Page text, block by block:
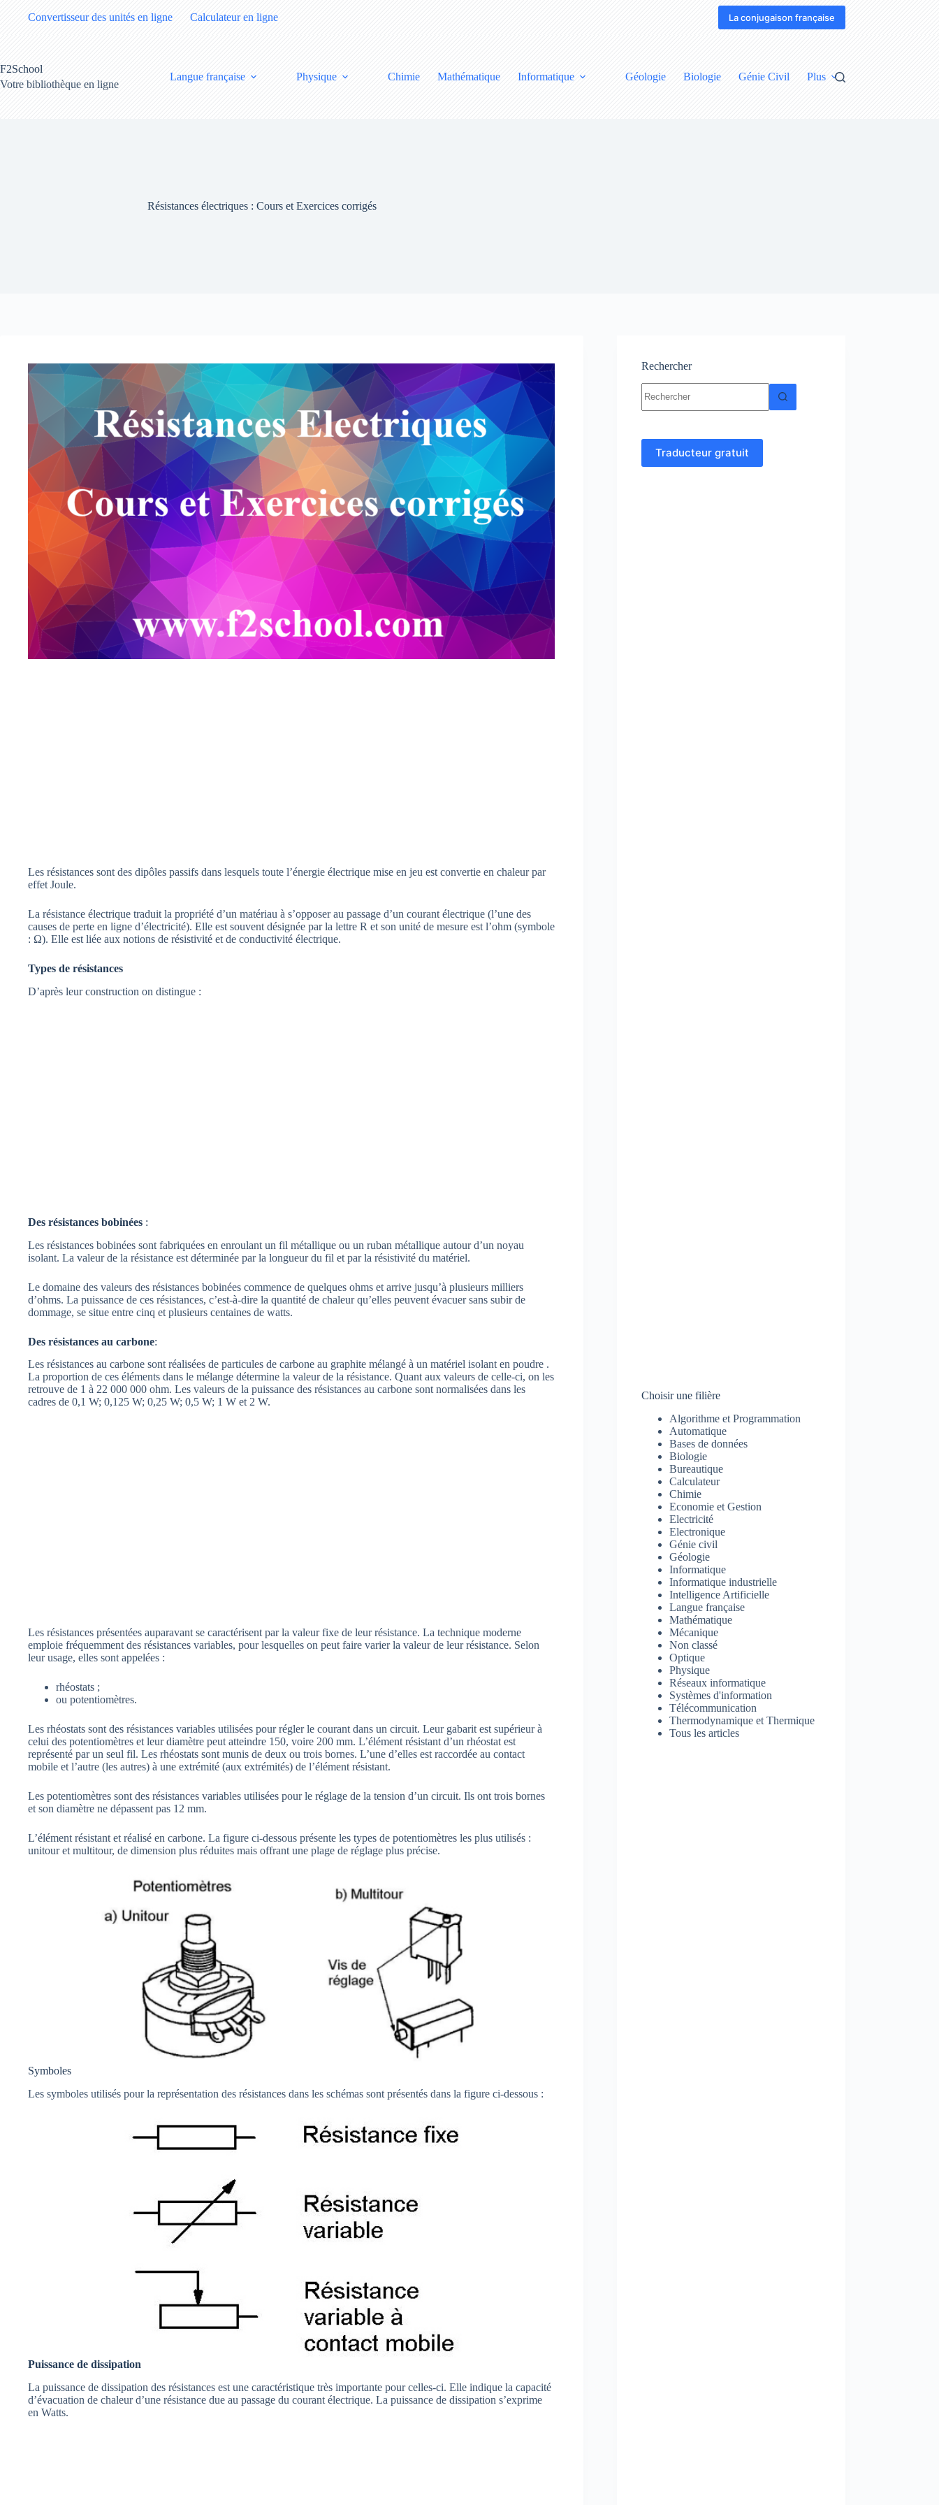
Convertisseur des unités en ligne Calculateur en ligne La conjugaison française
F2School
Votre bibliothèque en ligne
Langue française Physique Chimie Mathématique Informatique Géologie Biologie Génie Civil Plus
Résistances électriques : Cours et Exercices corrigés
Les résistances sont des dipôles passifs dans lesquels toute l’énergie électrique mise en jeu est convertie en chaleur par
effet Joule.
La résistance électrique traduit la propriété d’un matériau à s’opposer au passage d’un courant électrique (l’une des
causes de perte en ligne d’électricité). Elle est souvent désignée par la lettre R et son unité de mesure est l’ohm (symbole
: Ω). Elle est liée aux notions de résistivité et de conductivité électrique.
Types de résistances
D’après leur construction on distingue :
Des résistances bobinées :
Les résistances bobinées sont fabriquées en enroulant un fil métallique ou un ruban métallique autour d’un noyau
isolant. La valeur de la résistance est déterminée par la longueur du fil et par la résistivité du matériel.
Le domaine des valeurs des résistances bobinées commence de quelques ohms et arrive jusqu’à plusieurs milliers
d’ohms. La puissance de ces résistances, c’est-à-dire la quantité de chaleur qu’elles peuvent évacuer sans subir de
dommage, se situe entre cinq et plusieurs centaines de watts.
Des résistances au carbone:
Les résistances au carbone sont réalisées de particules de carbone au graphite mélangé à un matériel isolant en poudre .
La proportion de ces éléments dans le mélange détermine la valeur de la résistance. Quant aux valeurs de celle-ci, on les
retrouve de 1 à 22 000 000 ohm. Les valeurs de la puissance des résistances au carbone sont normalisées dans les
cadres de 0,1 W; 0,125 W; 0,25 W; 0,5 W; 1 W et 2 W.
Les résistances présentées auparavant se caractérisent par la valeur fixe de leur résistance. La technique moderne
emploie fréquemment des résistances variables, pour lesquelles on peut faire varier la valeur de leur résistance. Selon
leur usage, elles sont appelées :
rhéostats ;
ou potentiomètres.
Les rhéostats sont des résistances variables utilisées pour régler le courant dans un circuit. Leur gabarit est supérieur à
celui des potentiomètres et leur diamètre peut atteindre 150, voire 200 mm. L’élément résistant d’un rhéostat est
représenté par un seul fil. Les rhéostats sont munis de deux ou trois bornes. L’une d’elles est raccordée au contact
mobile et l’autre (les autres) à une extrémité (aux extrémités) de l’élément résistant.
Les potentiomètres sont des résistances variables utilisées pour le réglage de la tension d’un circuit. Ils ont trois bornes
et son diamètre ne dépassent pas 12 mm.
L’élément résistant et réalisé en carbone. La figure ci-dessous présente les types de potentiomètres les plus utilisés :
unitour et multitour, de dimension plus réduites mais offrant une plage de réglage plus précise.
Symboles
Les symboles utilisés pour la représentation des résistances dans les schémas sont présentés dans la figure ci-dessous :
Puissance de dissipation
La puissance de dissipation des résistances est une caractéristique très importante pour celles-ci. Elle indique la capacité
d’évacuation de chaleur d’une résistance due au passage du courant électrique. La puissance de dissipation s’exprime
en Watts.
Rechercher
résultat
Traducteur gratuit
Choisir une filière
Algorithme et Programmation
Automatique
Bases de données
Biologie
Bureautique
Calculateur
Chimie
Economie et Gestion
Electricité
Electronique
Génie civil
Géologie
Informatique
Informatique industrielle
Intelligence Artificielle
Langue française
Mathématique
Mécanique
Non classé
Optique
Physique
Réseaux informatique
Systèmes d'information
Télécommunication
Thermodynamique et Thermique
Tous les articles